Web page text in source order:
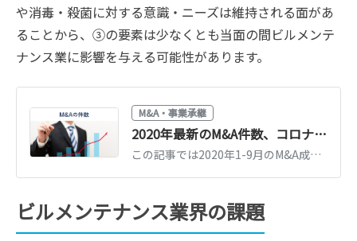
や消毒・殺菌に対する意識・ニーズは維持される面があ
ることから、③の要素は少なくとも当面の間ビルメンテ
ナンス業に影響を与える可能性があります。
M&A・事業承継
2020年最新のM&A件数、コロナ禍以降の推移を振り返る
この記事では2020年1-9月のM&A成約件数や譲渡金額の推移を紹介します。2019年に譲渡金額の大きかったM&A取引ランキングや、自社の事業売却を検討する会社の経営者が、コロナ禍で下した決断も紹介します。
ビルメンテナンス業界の課題